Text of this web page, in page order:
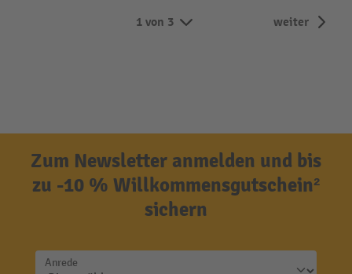
1 von 3 weiter
Zum Newsletter anmelden und bis
zu -10 % Willkommensgutschein²
sichern
Anrede